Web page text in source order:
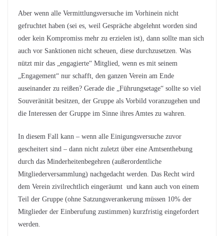
Aber wenn alle Vermittlungsversuche im Vorhinein nicht
gefruchtet haben (sei es, weil Gespräche abgelehnt worden sind
oder kein Kompromiss mehr zu erzielen ist), dann sollte man sich
auch vor Sanktionen nicht scheuen, diese durchzusetzen. Was
nützt mir das „engagierte“ Mitglied, wenn es mit seinem
„Engagement“ nur schafft, den ganzen Verein am Ende
auseinander zu reißen? Gerade die „Führungsetage“ sollte so viel
Souveränität besitzen, der Gruppe als Vorbild voranzugehen und
die Interessen der Gruppe im Sinne ihres Amtes zu wahren.
In diesem Fall kann – wenn alle Einigungsversuche zuvor
gescheitert sind – dann nicht zuletzt über eine Amtsenthebung
durch das Minderheitenbegehren (außerordentliche
Mitgliederversammlung) nachgedacht werden. Das Recht wird
dem Verein zivilrechtlich eingeräumt und kann auch von einem
Teil der Gruppe (ohne Satzungsverankerung müssen 10% der
Mitglieder der Einberufung zustimmen) kurzfristig eingefordert
werden.